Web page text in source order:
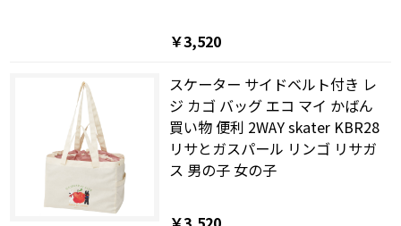
￥3,520
スケーター サイドベルト付き レ
ジ カゴ バッグ エコ マイ かばん
買い物 便利 2WAY skater KBR28
リサとガスパール リンゴ リサガ
ス 男の子 女の子